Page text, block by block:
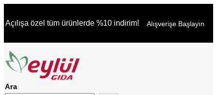
geç
Açılışa özel tüm ürünlerde %10 indirim! Alışverişe Başlayın
Ara